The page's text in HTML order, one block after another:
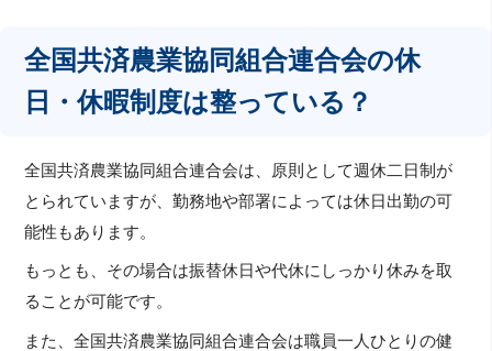
全国共済農業協同組合連合会の休
日・休暇制度は整っている？
全国共済農業協同組合連合会は、原則として週休二日制が
とられていますが、勤務地や部署によっては休日出勤の可
能性もあります。
もっとも、その場合は振替休日や代休にしっかり休みを取
ることが可能です。
また、全国共済農業協同組合連合会は職員一人ひとりの健